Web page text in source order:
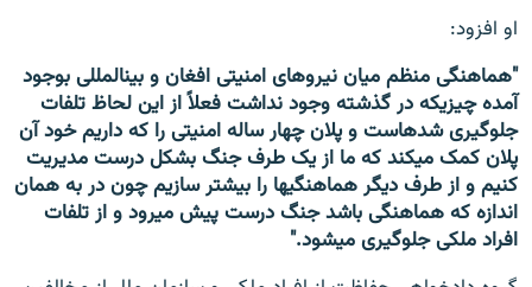
او افزود:
"هماهنگی منظم میان نیروهای امنیتی افغان و بین‎المللی بوجود
آمده چیزی‎که در گذشته وجود نداشت فعلاً از این لحاظ تلفات
جلوگیری شده‎است و پلان چهار ساله امنیتی را که داریم خود آن
پلان کمک می‎کند که ما از یک طرف جنگ بشکل درست مدیریت
کنیم و از طرف دیگر هماهنگی‎ها را بیشتر سازیم چون در به همان
اندازه که هماهنگی باشد جنگ درست پیش می‎رود و از تلفات
افراد ملکی جلوگیری می‎شود."